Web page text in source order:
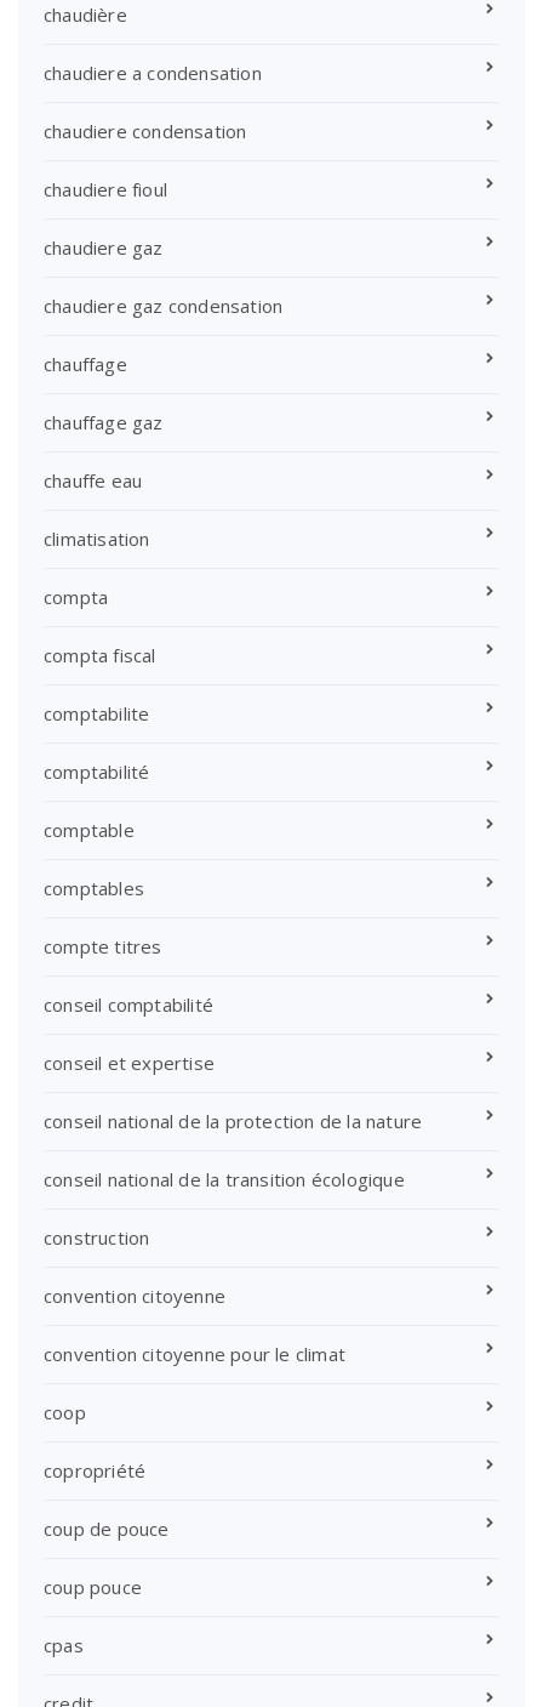
chaudière
chaudiere a condensation
chaudiere condensation
chaudiere fioul
chaudiere gaz
chaudiere gaz condensation
chauffage
chauffage gaz
chauffe eau
climatisation
compta
compta fiscal
comptabilite
comptabilité
comptable
comptables
compte titres
conseil comptabilité
conseil et expertise
conseil national de la protection de la nature
conseil national de la transition écologique
construction
convention citoyenne
convention citoyenne pour le climat
coop
copropriété
coup de pouce
coup pouce
cpas